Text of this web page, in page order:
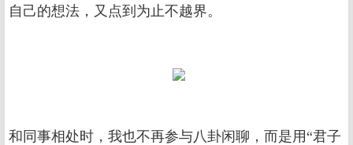
自己的想法，又点到为止不越界。
和同事相处时，我也不再参与八卦闲聊，而是用“君子